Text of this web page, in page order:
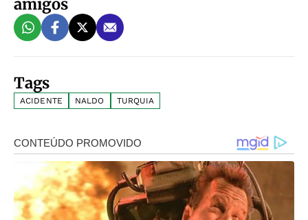
amigos
Tags
ACIDENTE NALDO TURQUIA